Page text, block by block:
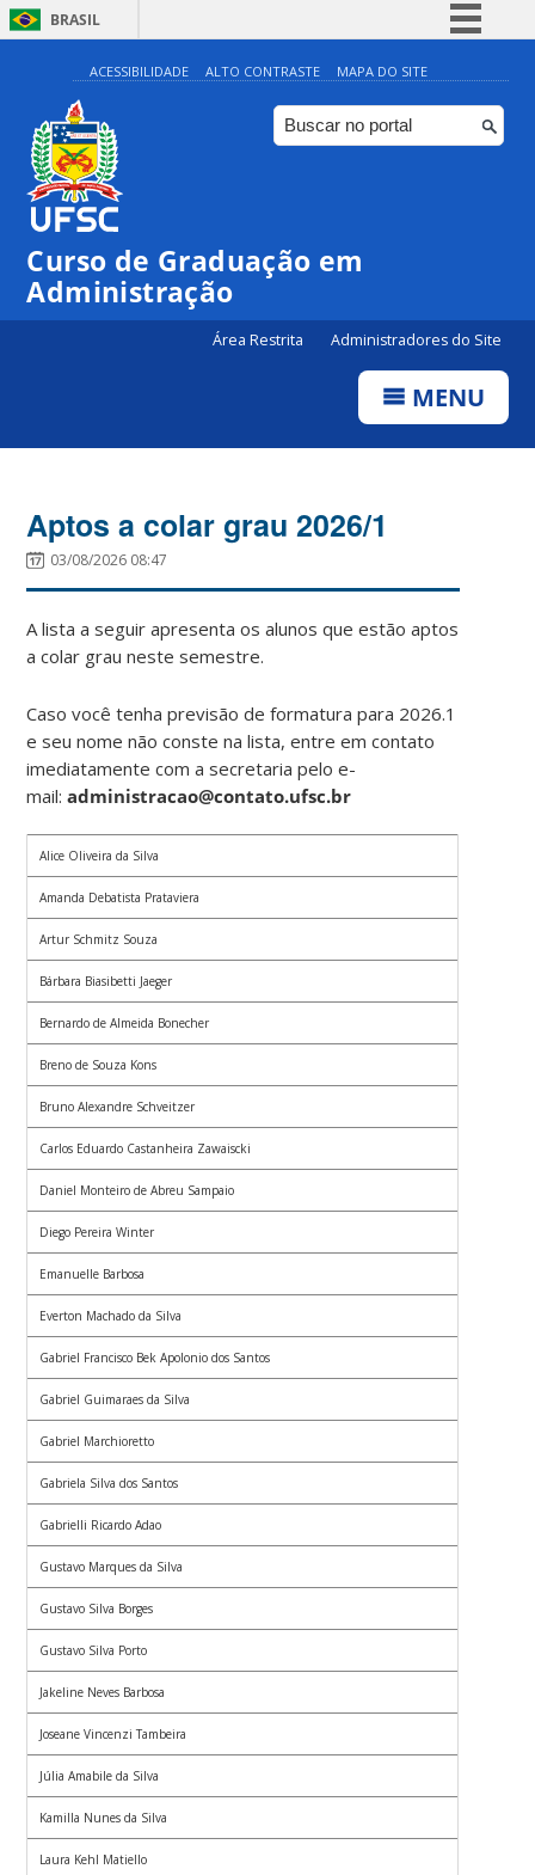
BRASIL
Simplifique!
Comunica BR
Participe
Canais
ACESSIBILIDADE ALTO CONTRASTE MAPA DO SITE
Curso de Graduação em
Administração
Área Restrita Administradores do Site
MENU
Aptos a colar grau 2026/1
03/08/2026 08:47
A lista a seguir apresenta os alunos que estão aptos
a colar grau neste semestre.
Caso você tenha previsão de formatura para 2026.1
e seu nome não conste na lista, entre em contato
imediatamente com a secretaria pelo e-
mail:administracao@contato.ufsc.br
Alice Oliveira da Silva
Amanda Debatista Prataviera
Artur Schmitz Souza
Bárbara Biasibetti Jaeger
Bernardo de Almeida Bonecher
Breno de Souza Kons
Bruno Alexandre Schveitzer
Carlos Eduardo Castanheira Zawaiscki
Daniel Monteiro de Abreu Sampaio
Diego Pereira Winter
Emanuelle Barbosa
Everton Machado da Silva
Gabriel Francisco Bek Apolonio dos Santos
Gabriel Guimaraes da Silva
Gabriel Marchioretto
Gabriela Silva dos Santos
Gabrielli Ricardo Adao
Gustavo Marques da Silva
Gustavo Silva Borges
Gustavo Silva Porto
Jakeline Neves Barbosa
Joseane Vincenzi Tambeira
Júlia Amabile da Silva
Kamilla Nunes da Silva
Laura Kehl Matiello